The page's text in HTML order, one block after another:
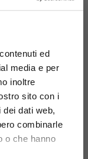
ed
media e per
inoltre
sito con i
dati web,
combinarle
o che hanno